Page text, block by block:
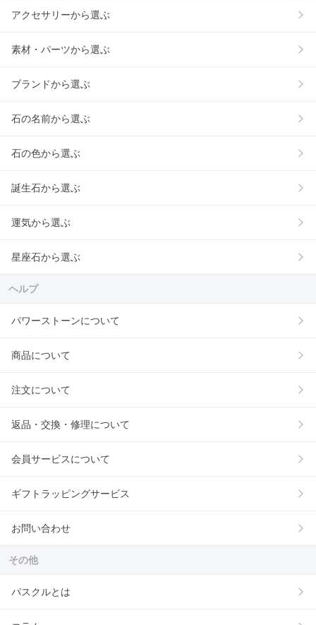
アクセサリーから選ぶ
素材・パーツから選ぶ
ブランドから選ぶ
石の名前から選ぶ
石の色から選ぶ
誕生石から選ぶ
運気から選ぶ
星座石から選ぶ
ヘルプ
パワーストーンについて
商品について
注文について
返品・交換・修理について
会員サービスについて
ギフトラッピングサービス
お問い合わせ
その他
パスクルとは